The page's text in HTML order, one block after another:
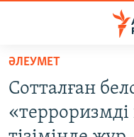
Skip
main
content
SkipAZATTYQTV
ӘЛЕУМЕТ
Сотталған